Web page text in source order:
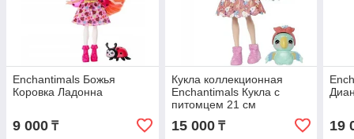
Enchantimals Божья
Коровка Ладонна
9 000 ₸
Кукла коллекционная
Enchantimals Кукла с
питомцем 21 см
15 000₸ 19